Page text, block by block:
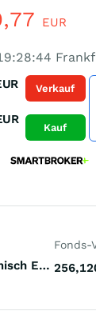
EUR
Verkauf
Kauf
Mischfonds dynamisch Emerging Markets
Fonds-